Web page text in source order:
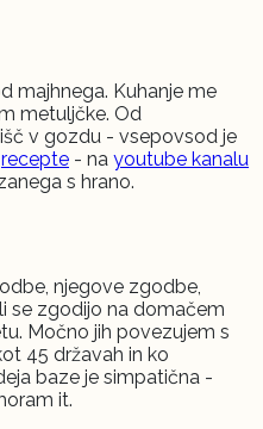
majhnega. Kuhanje me
metuljčke. Od
v gozdu - vsepovsod je
recepte - na youtube kanalu
s hrano.
njegove zgodbe,
se zgodijo na domačem
Močno jih povezujem s
45 državah in ko
baze je simpatična -
it.